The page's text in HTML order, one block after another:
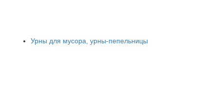
Урны для мусора, урны-пепельницы